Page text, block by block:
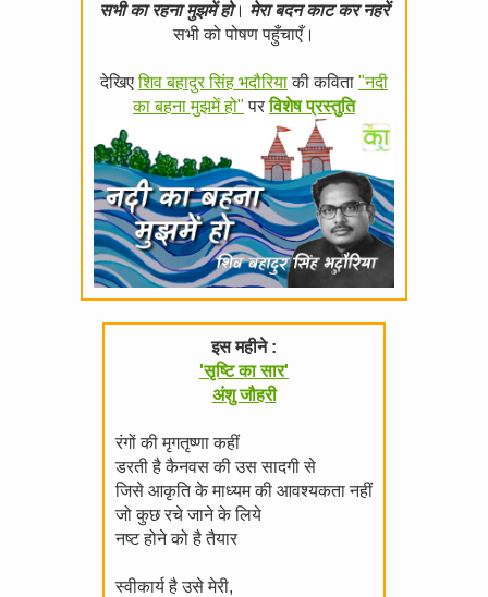
सभी का रहना मुझमें हो। मेरा बदन काट कर नहरें
सभी को पोषण पहुँचाएँ।
देखिएशिव बहादुर सिंह भदौरियाकी कविता "नदी
का बहना मुझमें हो" परविशेष प्रस्तुति
इस महीने :
'सृष्टि का सार'
अंशु जौहरी
रंगों की मृगतृष्णा कहीं
डरती है कैनवस की उस सादगी से
जिसे आकृति के माध्यम की आवश्यकता नहीं
जो कुछ रचे जाने के लिये
नष्ट होने को है तैयार
स्वीकार्य है उसे मेरी,